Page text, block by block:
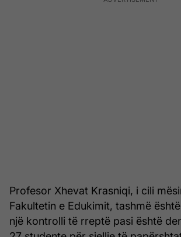
Profesor Xhevat Krasniqi, i cili
Fakultetin e Edukimit, tashmë
një kontrolli të rreptë pasi është